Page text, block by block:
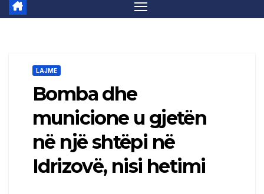
LAJME
Bomba dhe
municione u gjetën
në një shtëpi në
Idrizovë, nisi hetimi